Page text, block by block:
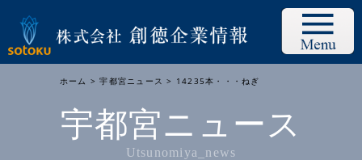
ホーム >宇都宮ニュース > 14235本・・・ねぎ
宇都宮ニュース
Utsunomiya_news